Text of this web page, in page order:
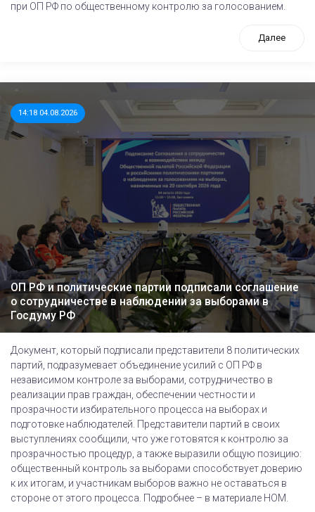
при ОП РФ по общественному контролю за голосованием.
Далее
14:18 04.08.2026
ОП РФ и политические партии подписали соглашение
о сотрудничестве в наблюдении за выборами в
Госдуму РФ
Документ, который подписали представители 8 политических
партий, подразумевает объединение усилий с ОП РФ в
независимом контроле за выборами, сотрудничество в
реализации прав граждан, обеспечении честности и
прозрачности избирательного процесса на выборах и
подготовке наблюдателей. Представители партий в своих
выступлениях сообщили, что уже готовятся к контролю за
прозрачностью процедур, а также выразили общую позицию:
общественный контроль за выборами способствует доверию
к их итогам, и участникам выборов важно не оставаться в
стороне от этого процесса. Подробнее – в материале НОМ.